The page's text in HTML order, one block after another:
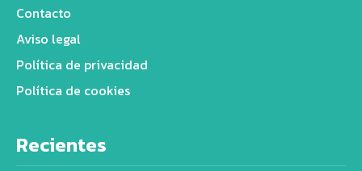
Contacto
Aviso legal
Política de privacidad
Política de cookies
Recientes